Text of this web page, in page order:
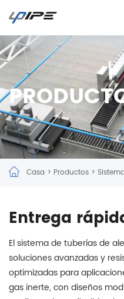
Casa > Productos >
Entrega
El sistema de tuberías de
soluciones avanzadas y
optimizadas para
gas inerte, con diseños